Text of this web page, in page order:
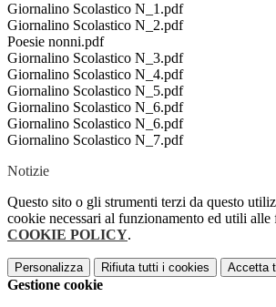
Giornalino Scolastico N_1.pdf
Giornalino Scolastico N_2.pdf
Poesie nonni.pdf
Giornalino Scolastico N_3.pdf
Giornalino Scolastico N_4.pdf
Giornalino Scolastico N_5.pdf
Giornalino Scolastico N_6.pdf
Giornalino Scolastico N_6.pdf
Giornalino Scolastico N_7.pdf
Notizie
Questo sito o gli strumenti terzi da questo
cookie necessari al funzionamento ed utili
COOKIE POLICY.
Personalizza Rifiuta tutti i cookies Accetta
Gestione cookie